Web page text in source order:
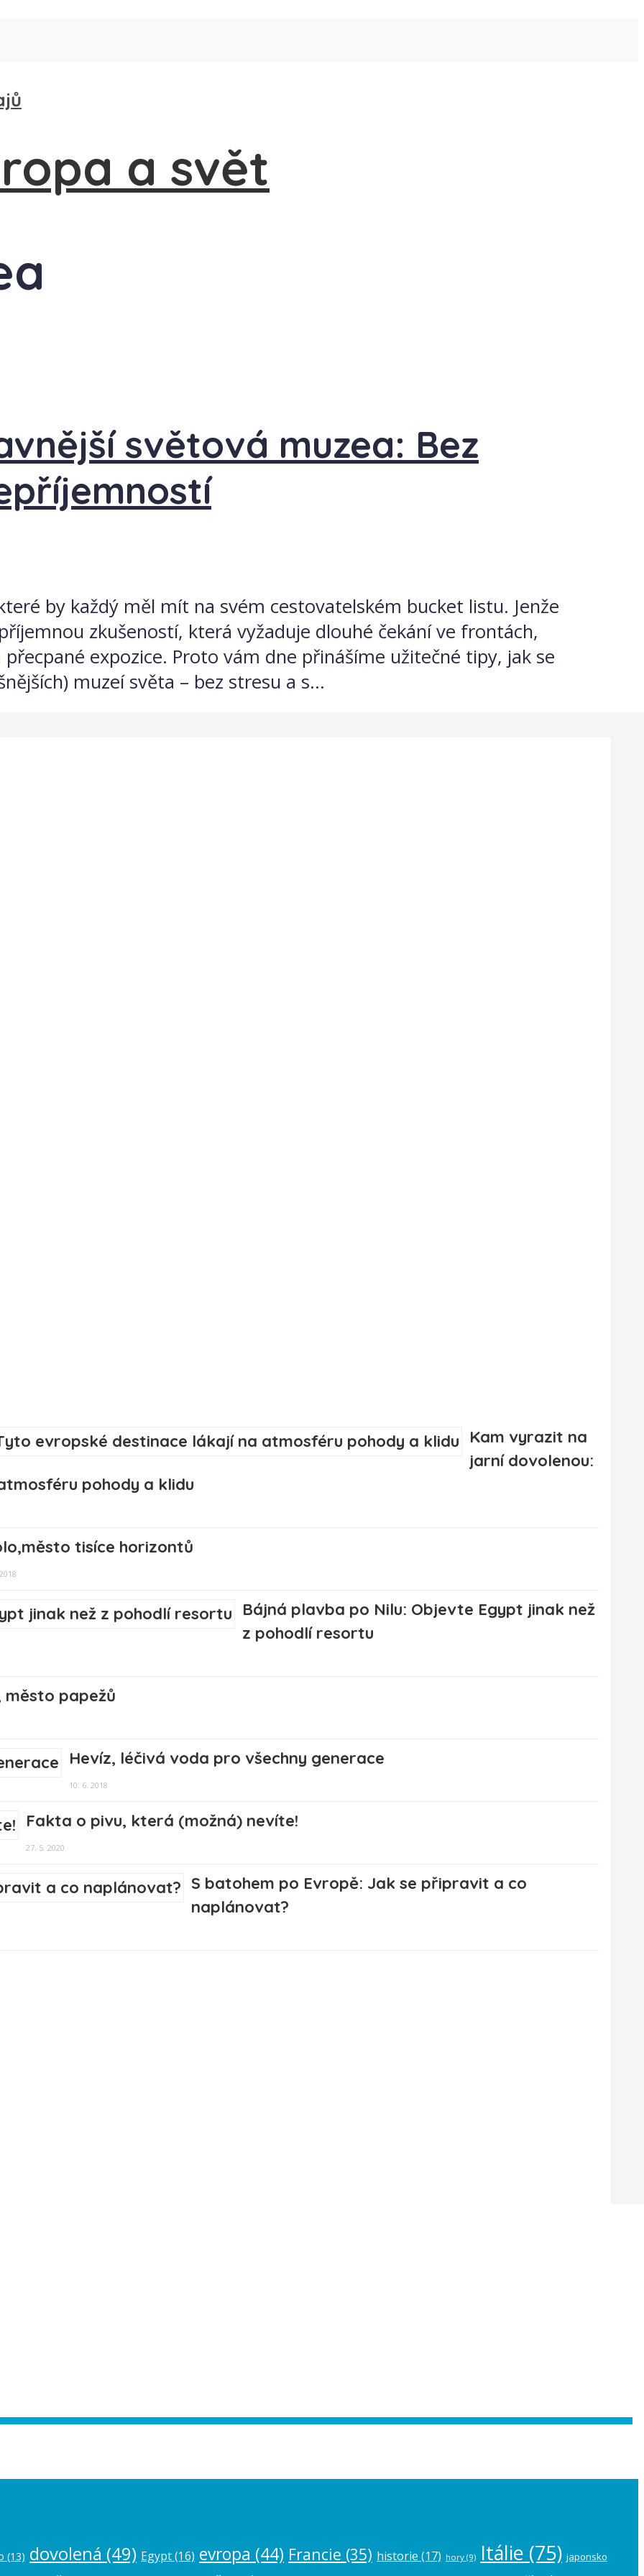
světová muzea: Bez
by každý měl mít na svém cestovatelském bucket listu. Jenže
zkušeností, která vyžaduje dlouhé čekání ve frontách,
expozice. Proto vám dne přinášíme užitečné tipy, jak se
muzeí světa – bez stresu a s...
Kam vyrazit na
jarní dovolenou:
pohody a klidu
tisíce horizontů
Bájná plavba po Nilu: Objevte Egypt jinak než
z pohodlí resortu
město papežů
Hevíz, léčivá voda pro všechny generace
10. 6. 2018
Fakta o pivu, která (možná) nevíte!
27. 5. 2020
S batohem po Evropě: Jak se připravit a co
naplánovat?
(13) dovolená (49) Egypt(16) evropa (44) Francie (35) historie (17) hory (9) Itálie (75) japonsko